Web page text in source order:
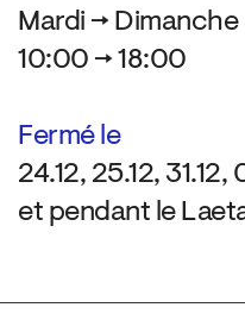
Mardi → Dimanche
10:00 → 18:00
Fermé le
24.12, 25.12, 31.12,
et pendant le